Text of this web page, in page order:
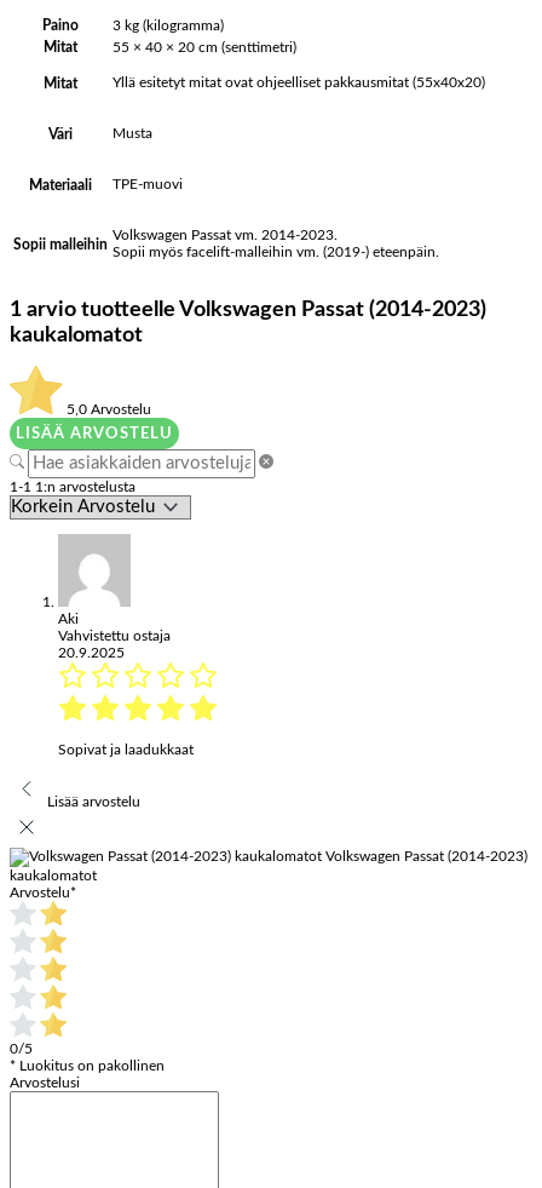
Paino
3 kg (kilogramma)
Mitat
55 × 40 × 20 cm (senttimetri)
Mitat Yllä esitetyt mitat ovat ohjeelliset pakkausmitat (55x40x20)
Väri Musta
Materiaali TPE-muovi
Sopii malleihin
Volkswagen Passat vm. 2014-2023.
Sopii myös facelift-malleihin vm. (2019-) eteenpäin.
1 arvio tuotteelle Volkswagen Passat (2014-2023)
kaukalomatot
5,0 Arvostelu
LISÄÄ ARVOSTELU
1-1 1:n arvostelusta
Aki
Vahvistettu ostaja
20.9.2025
Sopivat ja laadukkaat
Lisää arvostelu
Volkswagen Passat (2014-2023)
kaukalomatot
Arvostelu*
0/5
* Luokitus on pakollinen
Arvostelusi